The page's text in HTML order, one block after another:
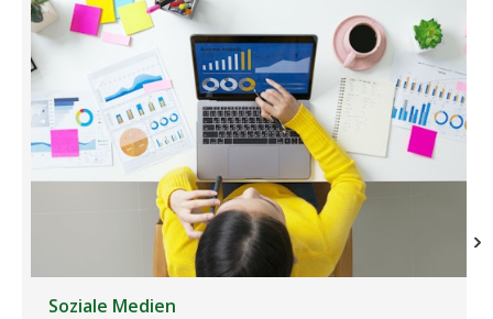
Soziale Medien